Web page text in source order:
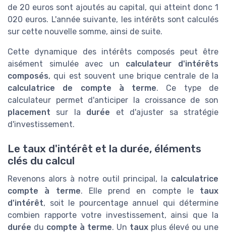
de 20 euros sont ajoutés au capital, qui atteint donc 1
020 euros. L'année suivante, les intérêts sont calculés
sur cette nouvelle somme, ainsi de suite.
Cette dynamique des intérêts composés peut être
aisément simulée avec un calculateur d'intérêts
composés, qui est souvent une brique centrale de la
calculatrice de compte à terme. Ce type de
calculateur permet d'anticiper la croissance de son
placement sur la durée et d'ajuster sa stratégie
d'investissement.
Le taux d'intérêt et la durée, éléments
clés du calcul
Revenons alors à notre outil principal, la calculatrice
compte à terme. Elle prend en compte le taux
d'intérêt, soit le pourcentage annuel qui détermine
combien rapporte votre investissement, ainsi que la
durée du compte à terme. Un taux plus élevé ou une